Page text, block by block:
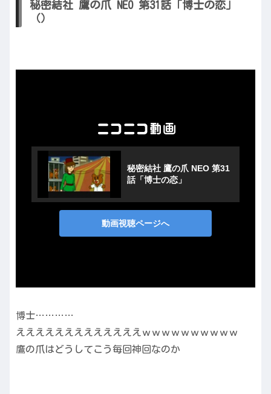
秘密結社 鷹の爪 NEO 第31話「博士の恋」
（）
博士…………
えええええええええええええｗｗｗｗｗｗｗｗｗｗ
鷹の爪はどうしてこう毎回神回なのか